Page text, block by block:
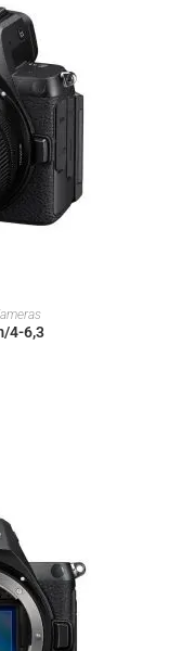
4-6,3